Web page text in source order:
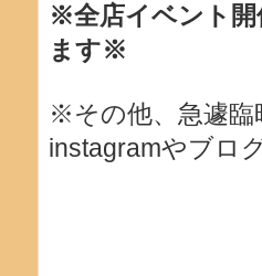
※全店イベント開
ます※
※その他、急遽臨
instagramやブロ